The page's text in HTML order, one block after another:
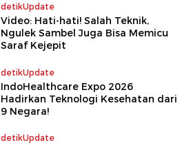
detikUpdate
Video: Hati-hati! Salah Teknik,
Ngulek Sambel Juga Bisa Memicu
Saraf Kejepit
detikUpdate
IndoHealthcare Expo 2026
Hadirkan Teknologi Kesehatan dari
9 Negara!
detikUpdate